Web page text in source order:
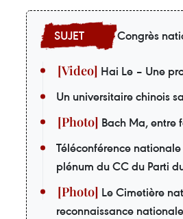
Congrès
Hai Le – Une
Un universitaire chinois
Bach Ma, entre
Téléconférence
plénum du CC du Parti
Le Cimetière
reconnaissance nationale